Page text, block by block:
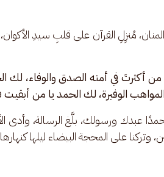
مُنزِلِ القرآن على قلبِ سيدِ
أكثرتَ في أمته الصدق والوفاء، لك
الوفيرة، لك الحمد يا من أبقيت
عبدك ورسولك، بلَّغ الرسالة، وأدى
على المحجة البيضاء ليلها